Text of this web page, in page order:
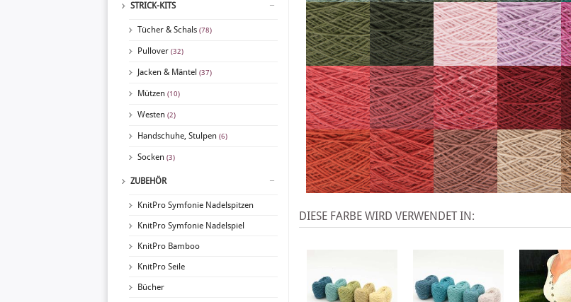
STRICK-KITS
Tücher & Schals (78)
Pullover (32)
Jacken & Mäntel (37)
Mützen (10)
Westen (2)
Handschuhe, Stulpen (6)
Socken (3)
ZUBEHÖR
KnitPro Symfonie Nadelspitzen
KnitPro Symfonie Nadelspiel
KnitPro Bamboo
KnitPro Seile
Bücher
DIESE FARBE WIRD VERWENDET IN: